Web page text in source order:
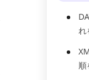
れ
順